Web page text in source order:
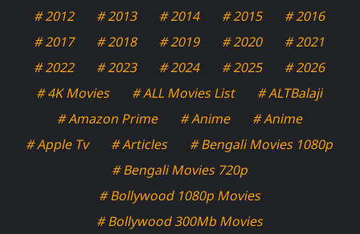
# 2012
# 2013 # 2014 # 2015
# 2016
# 2017
# 2018 # 2019 # 2020
# 2021
# 2022
# 2023 # 2024 # 2025
# 2026
# 4K Movies
# ALL Movies List
# ALTBalaji
# Amazon Prime
# Anime
# Anime
# Apple Tv
# Articles
# Bengali Movies 1080p
# Bengali Movies 720p
# Bollywood 1080p Movies
# Bollywood 300Mb Movies